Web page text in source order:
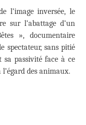
l’image inversée, le
sur l’abattage d’un
», documentaire
spectateur, sans pitié
passivité face à ce
des animaux.